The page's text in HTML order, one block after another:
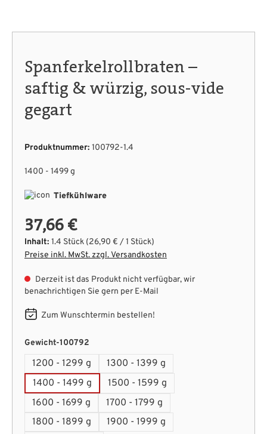
Spanferkelrollbraten –
saftig & würzig, sous-vide
gegart
Produktnummer: 100792-1.4
1400 - 1499 g
Tiefkühlware
37,66 €
Inhalt: 1.4 Stück (26,90 € / 1 Stück)
Preise inkl. MwSt. zzgl. Versandkosten
Derzeit ist das Produkt nicht verfügbar, wir
benachrichtigen Sie gern per E-Mail
Zum Wunschtermin bestellen!
Gewicht-100792
1200 - 1299 g
1300 - 1399 g
1400 - 1499 g
1500 - 1599 g
1600 - 1699 g
1700 - 1799 g
1800 - 1899 g
1900 - 1999 g